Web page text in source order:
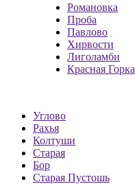
Романовка
Проба
Павлово
Хирвости
Лиголамби
Красная Горка
Углово
Рахья
Колтуши
Старая
Бор
Старая Пустошь